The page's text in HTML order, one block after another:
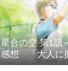
星合の空 第1話
感想 「大人に
物語?」